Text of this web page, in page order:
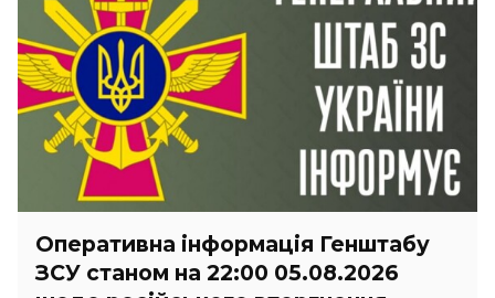
Оперативна інформація Генштабу
ЗСУ станом на 22:00 05.08.2026